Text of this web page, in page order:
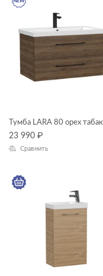
Ширина, см
Длина, см
Тумба LARA 80 орех табак
23 990 ₽
Сравнить